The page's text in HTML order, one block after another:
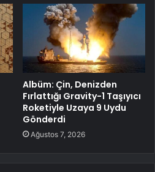
Albüm: Çin, Denizden
Fırlattığı Gravity-1 Taşıyıcı
Roketiyle Uzaya 9 Uydu
Gönderdi
Ağustos 7, 2026